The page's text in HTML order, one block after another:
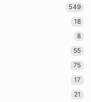
549
18
8
55
75
17
21